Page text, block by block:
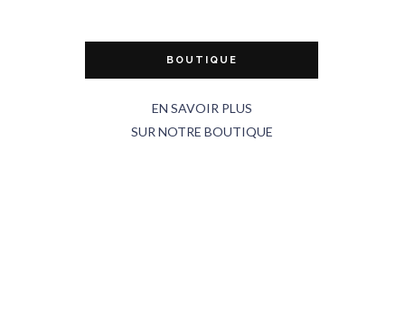
BOUTIQUE
EN SAVOIR PLUS
SUR NOTRE BOUTIQUE